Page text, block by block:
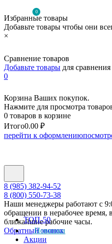
0
Избранные товары
Добавьте товары чтобы они
×
Сравнение товаров
Добавьте товары для сравнения
0
Корзина Ваших покупок.
Нажмите для просмотра
0 товаров в корзине
Итого0.00 ₽
перейти к оформлению
8 (985) 382-94-52
8 (800) 550-73-38
Наши менеджеры работают с
обращении в нерабочее время,
ближайшие рабочие часы.
Обратный звонок
ТОП-50
Новинки
Акции